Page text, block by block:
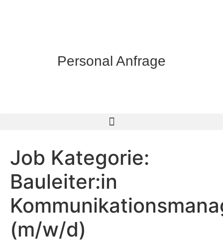
Personal Anfrage
Job Kategorie:
Bauleiter:in
(m/w/d)